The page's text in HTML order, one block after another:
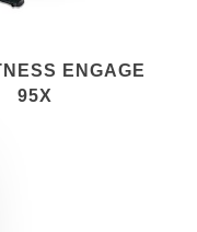
ENGAGE
95X